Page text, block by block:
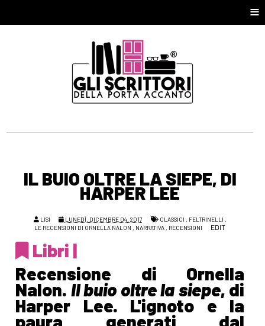
≡
IL BUIO OLTRE LA SIEPE, DI
HARPER LEE
LISI LUNEDÌ, DICEMBRE 04, 2017 CLASSICI , FELTRINELLI ,
LE RECENSIONI DI ORNELLA NALON , NARRATIVA , RECENSIONI EDIT
Libri |
Recensione di Ornella
Nalon. Il buio oltre la siepe, di
Harper Lee. L'ignoto e la
paura generati dal